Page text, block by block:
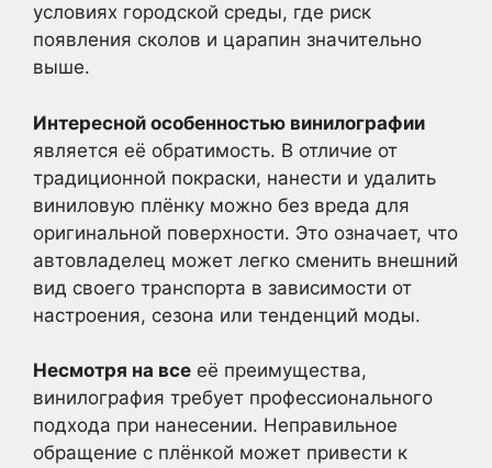
условиях городской среды, где риск
появления сколов и царапин значительно
выше.
Интересной особенностью винилографии
является её обратимость. В отличие от
традиционной покраски, нанести и удалить
виниловую плёнку можно без вреда для
оригинальной поверхности. Это означает, что
автовладелец может легко сменить внешний
вид своего транспорта в зависимости от
настроения, сезона или тенденций моды.
Несмотря на все её преимущества,
винилография требует профессионального
подхода при нанесении. Неправильное
обращение с плёнкой может привести к